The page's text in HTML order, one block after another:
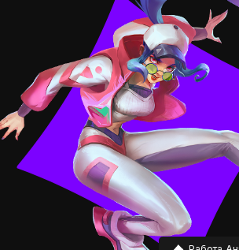
Все права защищены ©HDS 2026
Персональные данные физических лиц, включая фото- и видеоизображения,
используются на нашем сайте с согласия владельцев этих данных.
Для третьих лиц установлен запрет на любое использование персональных
данных, размещенных на нашем сайте.
Лицензия на осуществление образовательной деятельности
№ ЛО35−1298−77/1609 849,
выдана Министерством образования и науки города Москвы,
дата предоставления 10.12.2024
Общество с ограниченной ответственностью «ХОУМ ДИДЖИТАЛ СКУЛ»
ОГРН: 1247 700 708 496